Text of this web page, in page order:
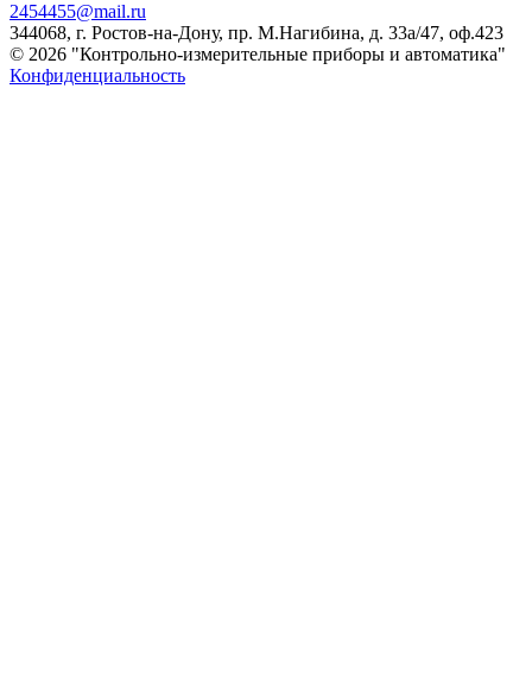
2454455@mail.ru
344068, г. Ростов-на-Дону, пр. М.Нагибина, д. 33а/47, оф.423
© 2026 "Контрольно-измерительные приборы и автоматика"
Конфиденциальность